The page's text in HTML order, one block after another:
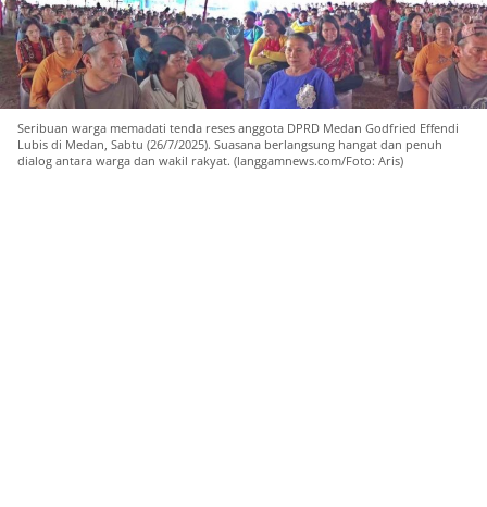
Seribuan warga memadati tenda reses anggota DPRD Medan Godfried Effendi
Lubis di Medan, Sabtu (26/7/2025). Suasana berlangsung hangat dan penuh
dialog antara warga dan wakil rakyat. (langgamnews.com/Foto: Aris)